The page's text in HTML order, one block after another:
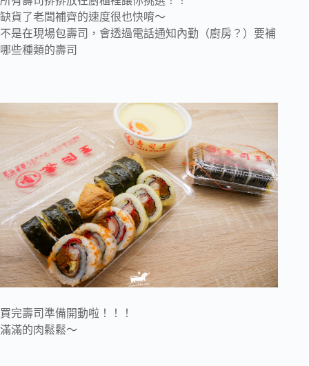
缺貨了老闆補齊的速度很也快唷～
不是在現場包壽司，會透過電話通知內勤（廚房？）要補
哪些種類的壽司
買完壽司準備開動啦！！！
滿滿的肉鬆鬆～